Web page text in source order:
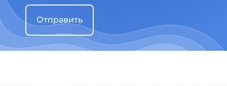
Отправить